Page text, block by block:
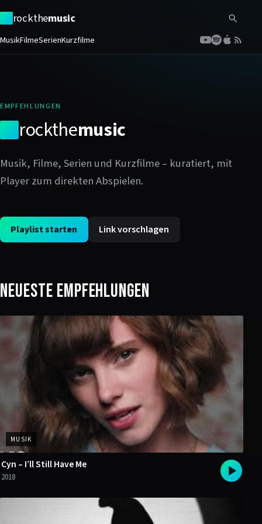
rockthemusic
MusikFilmeSerienKurzfilme
EMPFEHLUNGEN
rockthemusic
Musik, Filme, Serien und Kurzfilme – kuratiert, mit
Player zum direkten Abspielen.
Playlist starten Link vorschlagen
Neueste Empfehlungen
MUSIK
Cyn – I’ll Still Have Me
2018